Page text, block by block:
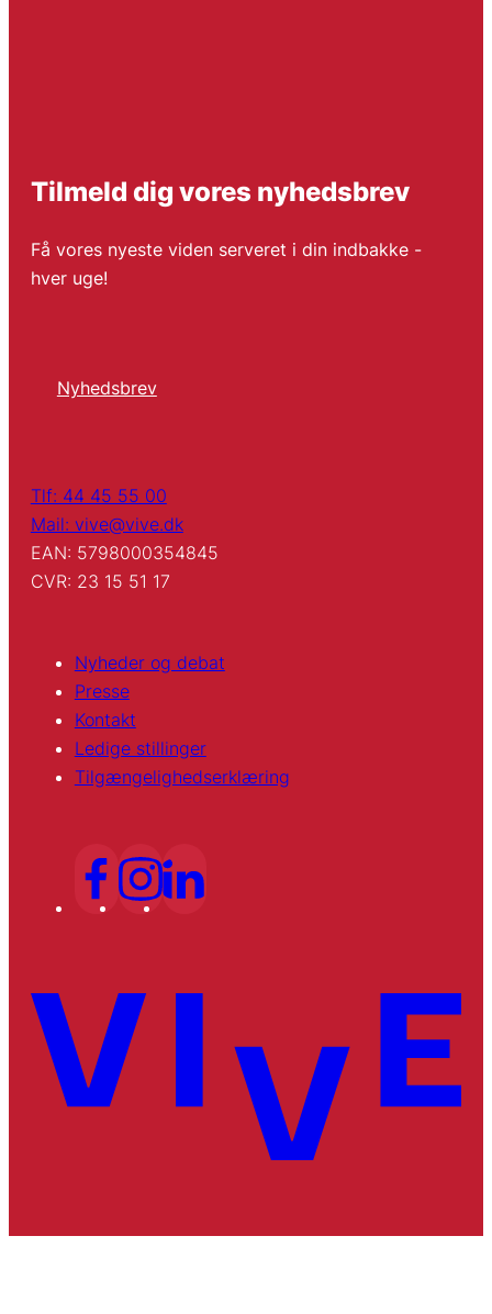
Tilmeld dig vores nyhedsbrev
Få vores nyeste viden serveret i din indbakke -
hver uge!
Nyhedsbrev
Tlf: 44 45 55 00
Mail: vive@vive.dk
EAN: 5798000354845
CVR: 23 15 51 17
Nyheder og debat
Presse
Kontakt
Ledige stillinger
Tilgængelighedserklæring